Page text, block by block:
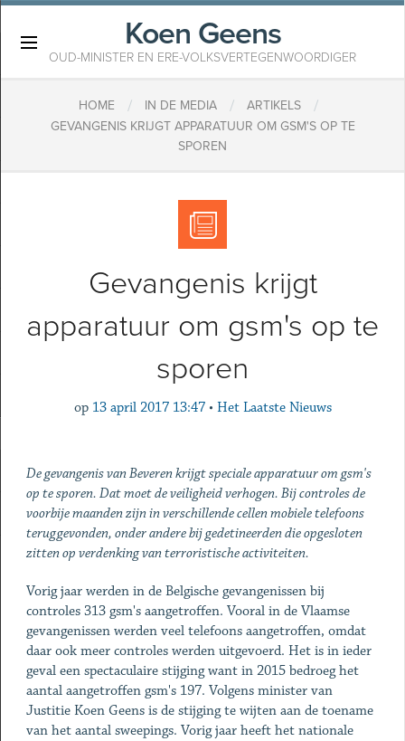
Koen Geens
OUD-MINISTER EN ERE-VOLKSVERTEGENWOORDIGER
HOME / IN DE MEDIA / ARTIKELS /
GEVANGENIS KRIJGT APPARATUUR OM GSM'S OP TE
SPOREN
Gevangenis krijgt
apparatuur om gsm's op te
sporen
op 13 april 2017 13:47 • Het Laatste Nieuws
De gevangenis van Beveren krijgt speciale apparatuur om gsm's
op te sporen. Dat moet de veiligheid verhogen. Bij controles de
voorbije maanden zijn in verschillende cellen mobiele telefoons
teruggevonden, onder andere bij gedetineerden die opgesloten
zitten op verdenking van terroristische activiteiten.
Vorig jaar werden in de Belgische gevangenissen bij
controles 313 gsm's aangetroffen. Vooral in de Vlaamse
gevangenissen werden veel telefoons aangetroffen, omdat
daar ook meer controles werden uitgevoerd. Het is in ieder
geval een spectaculaire stijging want in 2015 bedroeg het
aantal aangetroffen gsm's 197. Volgens minister van
Justitie Koen Geens is de stijging te wijten aan de toename
van het aantal sweepings. Vorig jaar heeft het nationale